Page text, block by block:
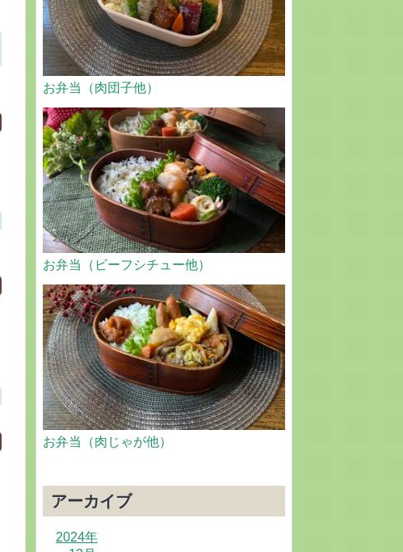
お弁当（肉団子他）
お弁当（ビーフシチュー他）
お弁当（肉じゃが他）
アーカイブ
2024年